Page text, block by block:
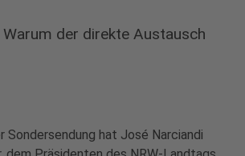
der direkte Austausch
Sondersendung hat José Narciandi